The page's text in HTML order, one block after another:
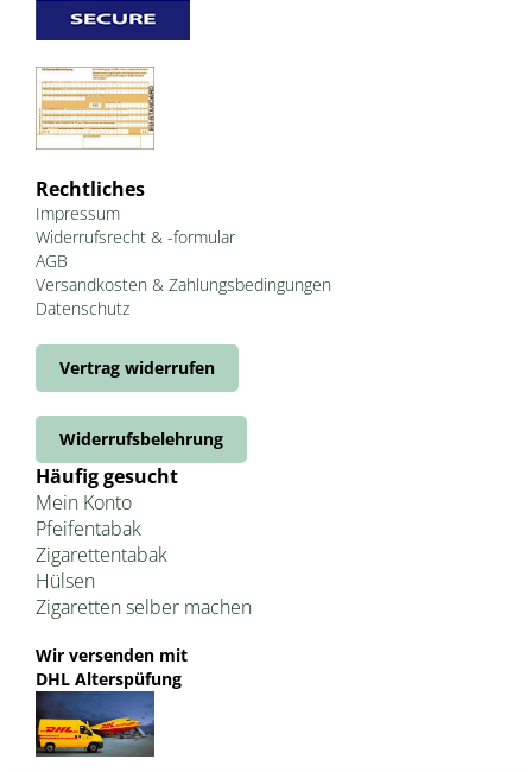
Rechtliches
Impressum
Widerrufsrecht & -formular
AGB
Versandkosten & Zahlungsbedingungen
Datenschutz
Vertrag widerrufen
Widerrufsbelehrung
Häufig gesucht
Mein Konto
Pfeifentabak
Zigarettentabak
Hülsen
Zigaretten selber machen
Wir versenden mit
DHL Alterspüfung